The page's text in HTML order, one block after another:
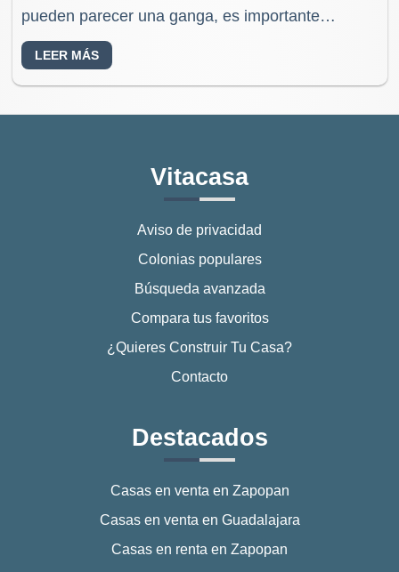
pueden parecer una ganga, es importante
conocer todos los aspectos para decidir si
realmente convienen.…
LEER MÁS
Vitacasa
Aviso de privacidad
Colonias populares
Búsqueda avanzada
Compara tus favoritos
¿Quieres Construir Tu Casa?
Contacto
Destacados
Casas en venta en Zapopan
Casas en venta en Guadalajara
Casas en renta en Zapopan